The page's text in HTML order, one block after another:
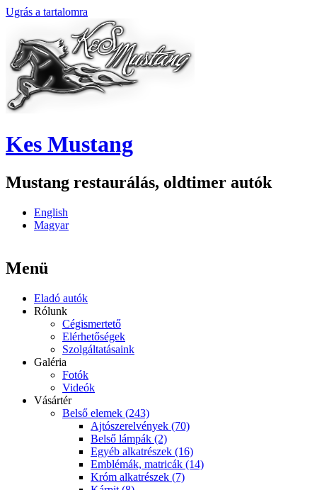
Ugrás a tartalomra
Kes Mustang
Mustang restaurálás, oldtimer autók
English
Magyar
Menü
Eladó autók
Rólunk
Cégismertető
Elérhetőségek
Szolgáltatásaink
Galéria
Fotók
Videók
Vásártér
Belső elemek (243)
Ajtószerelvények (70)
Belső lámpák (2)
Egyéb alkatrészek (16)
Emblémák, matricák (14)
Króm alkatrészek (7)